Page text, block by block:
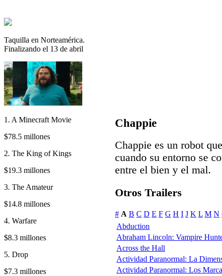
Taquilla en Norteamérica.
Finalizando el 13 de abril
1. A Minecraft Movie
$78.5 millones
2. The King of Kings
$19.3 millones
3. The Amateur
$14.8 millones
4. Warfare
$8.3 millones
5. Drop
$7.3 millones
Chappie
Chappie es un robot
cuando su entorno se
entre el bien y el mal.
Otros Trailers
# A B C D E F G H I J K L M N
Abduction
Abraham Lincoln: Vampire
Across the Hall
Actividad Paranormal: La
Actividad Paranormal: Los